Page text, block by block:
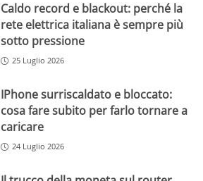
Caldo record e blackout: perché la
rete elettrica italiana è sempre più
sotto pressione
25 Luglio 2026
IPhone surriscaldato e bloccato:
cosa fare subito per farlo tornare a
caricare
24 Luglio 2026